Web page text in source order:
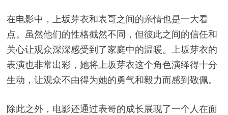
在电影中，上坂芽衣和表哥之间的亲情也是一大看
点。虽然他们的性格截然不同，但彼此之间的信任和
关心让观众深深感受到了家庭中的温暖。上坂芽衣的
表演也非常出彩，她将上坂芽衣这个角色演绎得十分
生动，让观众不由得为她的勇气和毅力而感到敬佩。
除此之外，电影还通过表哥的成长展现了一个人在面